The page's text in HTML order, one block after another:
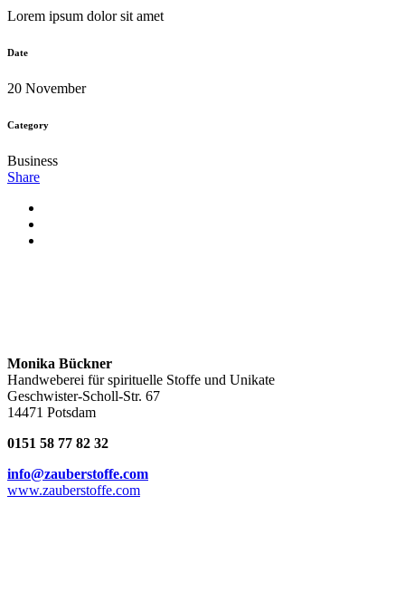
Lorem ipsum dolor sit amet
Date
20 November
Category
Business
Share
Monika Bückner
Handweberei für spirituelle Stoffe und Unikate
Geschwister-Scholl-Str. 67
14471 Potsdam
0151 58 77 82 32
info@zauberstoffe.com
www.zauberstoffe.com